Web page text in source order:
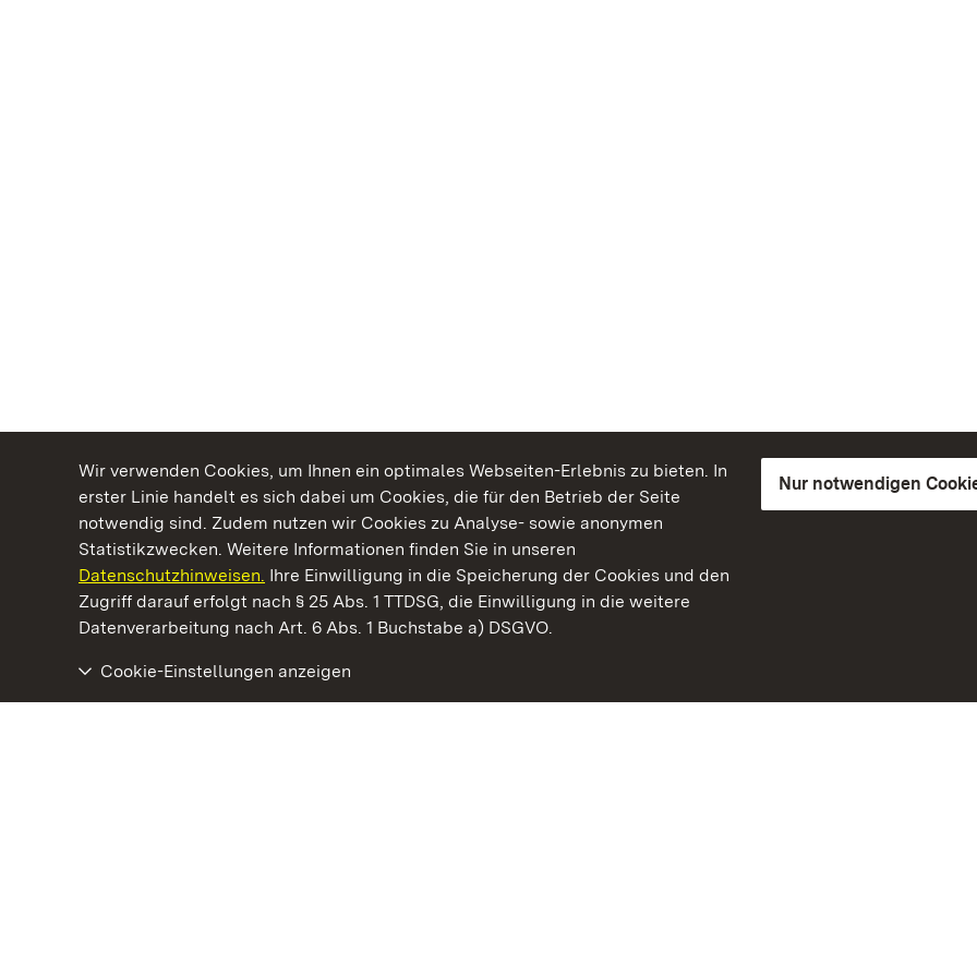
Wir verwenden Cookies, um Ihnen ein optimales Webseiten-Erlebnis zu bieten. In
erster Linie handelt es sich dabei um Cookies, die für den Betrieb der Seite
notwendig sind. Zudem nutzen wir Cookies zu Analyse- sowie anonymen
Statistikzwecken. Weitere Informationen finden Sie in unseren
Datenschutzhinweisen. Ihre Einwilligung in die Speicherung der Cookies und den
Zugriff darauf erfolgt nach § 25 Abs. 1 TTDSG, die Einwilligung in die weitere
Datenverarbeitung nach Art. 6 Abs. 1 Buchstabe a) DSGVO.
Nur notwendigen
Cookie-Einstellungen anzeigen
Kommen. Staunen. Genießen.